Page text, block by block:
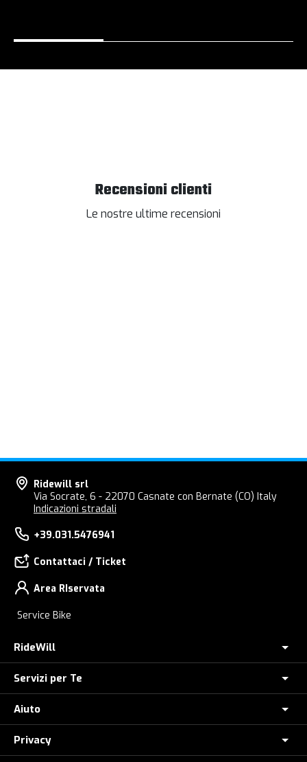
Recensioni clienti
Le nostre ultime recensioni
Ridewill srl
Via Socrate, 6 - 22070 Casnate con Bernate (CO) Italy
Indicazioni stradali
+39.031.5476941
Contattaci / Ticket
Area RIservata
Service Bike
RideWill
Chi Siamo
Dove siamo
Ridewill Factory Club
Servizi per Te
Assicurazione furto E-Bike
Controlla il tuo Ordine
Aiuto
Come Ordinare
Privacy